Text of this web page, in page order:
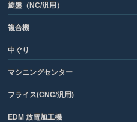
旋盤（NC/汎用）
複合機
中ぐり
マシニングセンター
フライス(CNC/汎用)
EDM 放電加工機